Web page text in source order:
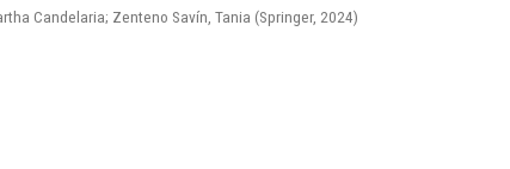
Candelaria; Zenteno Savín, Tania (Springer, 2024)